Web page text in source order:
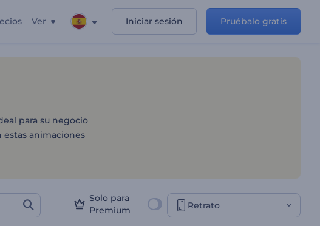
Ver Iniciar sesión Pruébalo gratis
negocio
para su negocio
estas animaciones
Solo para
Premium
Retrato